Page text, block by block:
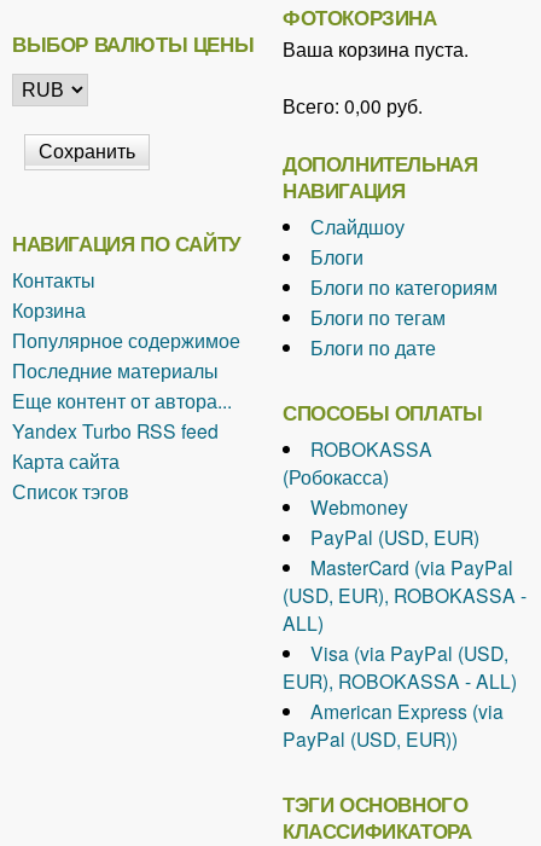
ВЫБОР ВАЛЮТЫ ЦЕНЫ
НАВИГАЦИЯ ПО САЙТУ
Контакты
Корзина
Популярное содержимое
Последние материалы
Еще контент от автора...
Yandex Turbo RSS feed
Карта сайта
Список тэгов
ФОТОКОРЗИНА
Ваша корзина пуста.
Всего: 0,00 руб.
ДОПОЛНИТЕЛЬНАЯ
НАВИГАЦИЯ
Слайдшоу
Блоги
Блоги по категориям
Блоги по тегам
Блоги по дате
СПОСОБЫ ОПЛАТЫ
ROBOKASSA
(Робокасса)
Webmoney
PayPal (USD, EUR)
MasterCard (via PayPal
(USD, EUR), ROBOKASSA -
ALL)
Visa (via PayPal (USD,
EUR), ROBOKASSA - ALL)
American Express (via
PayPal (USD, EUR))
ТЭГИ ОСНОВНОГО
КЛАССИФИКАТОРА